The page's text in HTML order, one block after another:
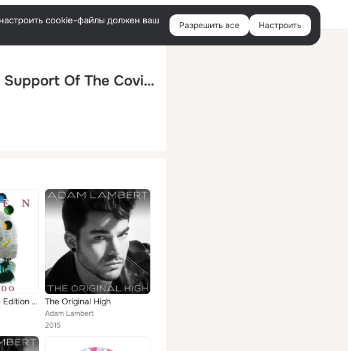
Русский Войти
cookie-файлы должен ваш
Разрешить все Настроить
You Are The Champions (In Support Of The Covid-19 Solidarity Response Fund)
Innuendo (Deluxe Edition 2011 Remaster) The Original High
Adam Lambert
2015